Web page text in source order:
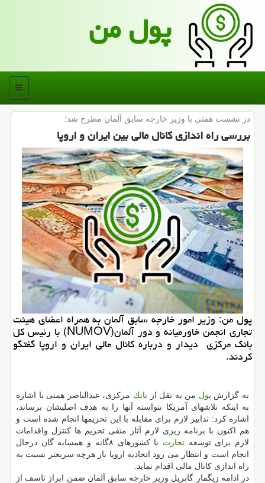
پول من
منو
در نشست همتی با وزیر خارجه سابق آلمان مطرح شد؛
بررسی راه اندازی كانال مالی بین ایران و اروپا
پول من: وزیر امور خارجه سابق آلمان به همراه اعضای هیئت
تجاری انجمن خاورمیانه و دور آلمان(NUMOV) با رئیس كل
بانك مركزی دیدار و درباره كانال مالی ایران و اروپا گفتگو
كردند.
به گزارش پول من به نقل از بانك مركزی، عبدالناصر همتی با اشاره
به اینكه تلاشهای آمریكا نتواسته آنها را به هدف اصلیشان برساند،
اشاره كرد: تدابیر لازم برای مقابله با این تحریمها انجام شده است و
هم اكنون با برنامه ریزی لازم آثار منفی تحریم ها كنترل واقدامات
لازم برای توسعهتجارت
با كشورهای ۸گانه و همسایه گان درحال
انجام است و انتظار می رود اتحادیه اروپا باز هرچه سریعتر نسبت به
راه اندازی كانال مالی اقدام نماید.
در ادامه زیگمار گابریل وزیر خارجه سابق آلمان ضمن ابراز تاسف از